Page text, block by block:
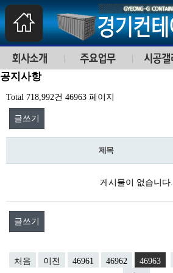
공지사항
Total 718,992건 46963 페이지
글쓰기
제목
게시물이 없습니다.
글쓰기
처음 이전 46961 46962 46963